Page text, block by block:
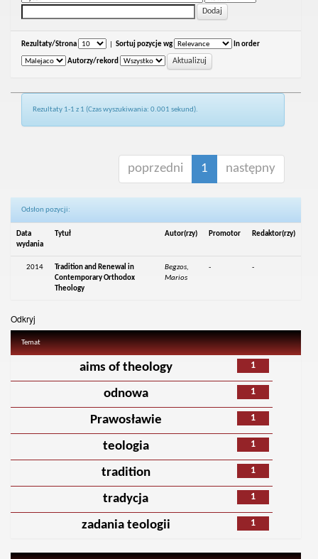
Rezultaty/Strona Sortuj pozycje wg In order
Autorzy/rekord
Rezultaty 1-1 z 1 (Czas wyszukiwania: 0.001 sekund).
poprzedni 1 następny
Odsłon pozycji:
Data
wydania
Tytuł Autor(rzy) Promotor Redaktor(rzy)
2014
Tradition and Renewal in
Contemporary Orthodox
Theology
Begzos,
Marios
- -
Odkryj
Temat
1
aims of theology
1
odnowa
1
Prawosławie
1
teologia
1
tradition
1
tradycja
1
zadania teologii